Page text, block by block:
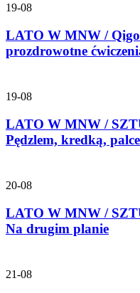
19-08
LATO W MNW /
prozdrowotne
19-08
LATO W MNW /
Pędzlem, kredką,
20-08
LATO W MNW /
Na drugim planie
21-08